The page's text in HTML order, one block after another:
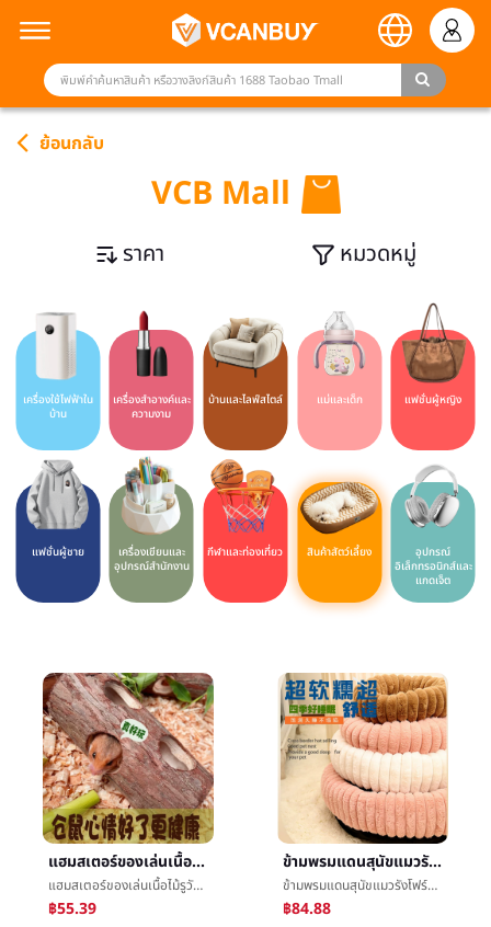
ย้อนกลับ
VCB Mall
ราคา หมวดหมู่
เครื่องใช้ไฟฟ้าใน
บ้าน
เครื่องสำอางค์และ
ความงาม
บ้านและไลฟ์สไตล์ แม่และเด็ก แฟชั่นผู้หญิง
แฟชั่นผู้ชาย
เครื่องเขียนและ
อุปกรณ์สำนักงาน
กีฬาและท่องเที่ยว สินค้าสัตว์เลี้ยง
อุปกรณ์
อิเล็กทรอนิกส์และ
แกดเจ็ต
แฮมสเตอร์ของเล่นเนื้อไม้รูวัตคินส์แบกกรงหนูตะเภาหมูกินีภูมิทัศน์คลายความเบื่อสู้รูอุโมงค์เขาวงกตหลีกเลี่ยงรังบ้าน
แฮมสเตอร์ของเล่นเนื้อไม้รูวัตคินส์แบกกรงหนูตะเภาหมูกินีภูมิทัศน์คลายความเบื่อสู้รูอุโมงค์เขาวงกตหลีกเลี่ยงรังบ้าน
฿55.39
ข้ามพรมแดนสุนัขแมวรังโฟร์ซีซั่นส์สัตว์เลี้ยงรังเบาะสินค้าใหม่ฤดูหนาวอบอุ่นยาวกระต่ายผ้าพลัฌแมวรอบรังสุนัขåºเบาะเด็ก
ข้ามพรมแดนสุนัขแมวรังโฟร์ซีซั่นส์สัตว์เลี้ยงรังเบาะสินค้าใหม่ฤดูหนาวอบอุ่นยาวกระต่ายผ้าพลัฌแมวรอบรังสุนัขåºเบาะเด็ก
฿84.88